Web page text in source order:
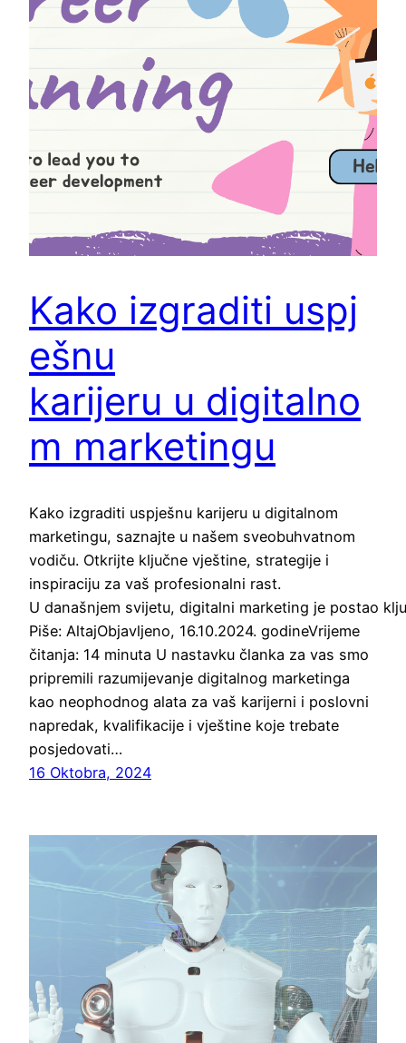
Kako izgraditi uspj
ešnu
karijeru u digitalno
m marketingu
Kako izgraditi uspješnu karijeru u digitalnom
marketingu, saznajte u našem sveobuhvatnom
vodiču. Otkrijte ključne vještine, strategije i
inspiraciju za vaš profesionalni rast.
U današnjem svijetu, digitalni marketing je postao
Piše: AltajObjavljeno, 16.10.2024. godineVrijeme
čitanja: 14 minuta U nastavku članka za vas smo
pripremili razumijevanje digitalnog marketinga
kao neophodnog alata za vaš karijerni i poslovni
napredak, kvalifikacije i vještine koje trebate
posjedovati…
16 Oktobra, 2024